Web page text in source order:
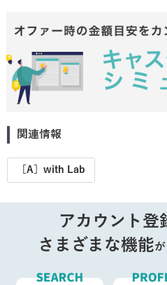
関連情報
［A］with Lab
アカウント登
さまざまな機能